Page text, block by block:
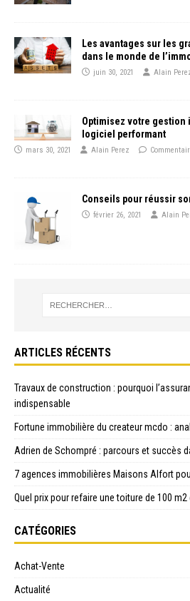
Les avantages sur les
dans le monde de
juin 30, 2021 Alain
Optimisez votre gestion
logiciel performant
mars 30, 2021 Alain Perez
Conseils pour réussir
février 26, 2021 Alain
ARTICLES RÉCENTS
Travaux de construction : pourquoi
indispensable
Fortune immobilière du createur mcdo :
Adrien de Schompré : parcours et succès
7 agences immobilières Maisons Alfort
Quel prix pour refaire une toiture de 100 m2
CATÉGORIES
Achat-Vente
Actualité